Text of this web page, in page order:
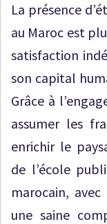
La présence
au Maroc est
satisfaction
son capital
Grâce à
assumer les
enrichir le
de l’école
marocain,
une saine